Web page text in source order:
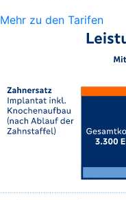
Mehr zu den Tarifen